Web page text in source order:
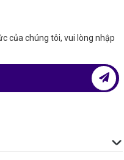
của chúng tôi, vui lòng nhập